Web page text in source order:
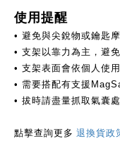
使用提醒
• 避免與尖銳物或鑰匙
• 支架以靠力為主，避
• 支架表面會依個人使
• 需要搭配有支援
• 拔時請盡量抓取氣囊
點擊查詢更多 退換貨政